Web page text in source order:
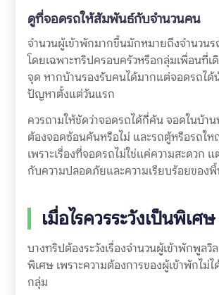
ดูที่จอดรถให้สัมพันธ์กับจำนวนคน
จำนวนผู้เข้าพักมากขึ้นมักหมายถึงจำนวน
โดยเฉพาะทริปครอบครัวหรือกลุ่มเพื่อนที่เ
จุด หากบ้านรองรับคนได้มากแต่จอดรถได้
ปัญหาตั้งแต่วันแรก
ควรถามให้ชัดว่าจอดรถได้กี่คัน จอดในบ้า
ต้องจอดซ้อนคันหรือไม่ และรถตู้หรือรถให
เพราะเรื่องที่จอดรถไม่ใช่แค่ความสะดวก แ
กับความปลอดภัยและความเรียบร้อยของ
เมื่อไรควรระวังเป็นพิเศษ
บางทริปต้องระวังเรื่องจำนวนผู้เข้าพักพูลวิ
พิเศษ เพราะความต้องการของผู้เข้าพักไม่
กลุ่ม